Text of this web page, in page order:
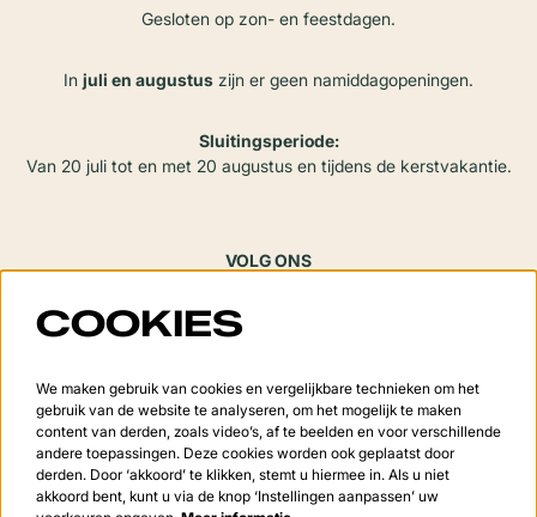
Gesloten op zon- en feestdagen.
In juli en augustus zijn er geen namiddagopeningen.
Sluitingsperiode:
Van 20 juli tot en met 20 augustus en tijdens de kerstvakantie.
VOLG ONS
Meld je aan voor de nieuwsbrief
Aanmelden
COOKIES
We maken gebruik van cookies en vergelijkbare technieken om het
gebruik van de website te analyseren, om het mogelijk te maken
content van derden, zoals video’s, af te beelden en voor verschillende
andere toepassingen. Deze cookies worden ook geplaatst door
derden. Door ‘akkoord’ te klikken, stemt u hiermee in. Als u niet
akkoord bent, kunt u via de knop ‘Instellingen aanpassen’ uw